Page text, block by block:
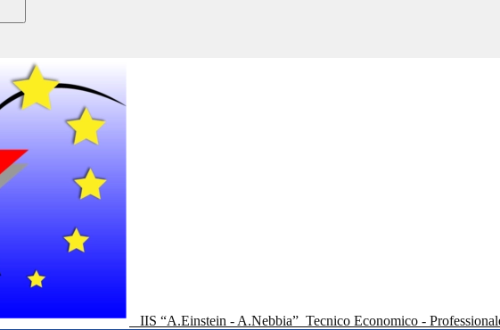
IIS “A.Einstein - A.Nebbia” Tecnico Economico -